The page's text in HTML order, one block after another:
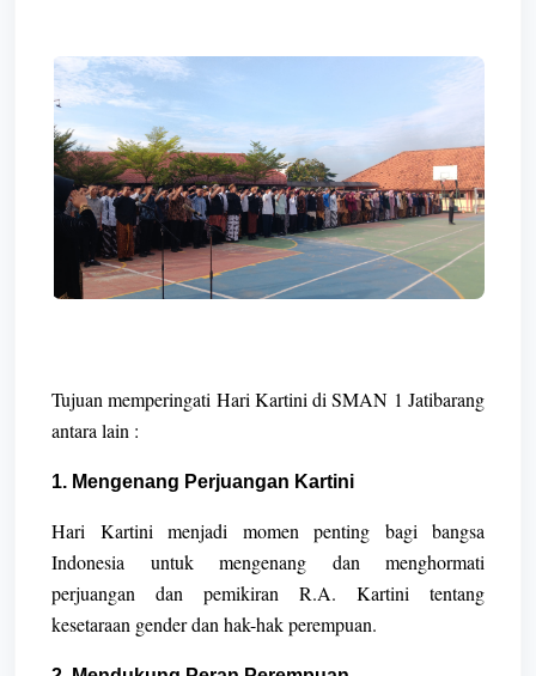
Tujuan memperingati Hari Kartini di SMAN 1 Jatibarang
antara lain :
1. Mengenang Perjuangan Kartini
Hari Kartini menjadi momen penting bagi bangsa
Indonesia untuk mengenang dan menghormati
perjuangan dan pemikiran R.A. Kartini tentang
kesetaraan gender dan hak-hak perempuan.